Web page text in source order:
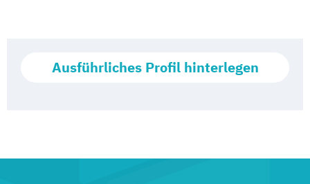
Ausführliches Profil hinterlegen